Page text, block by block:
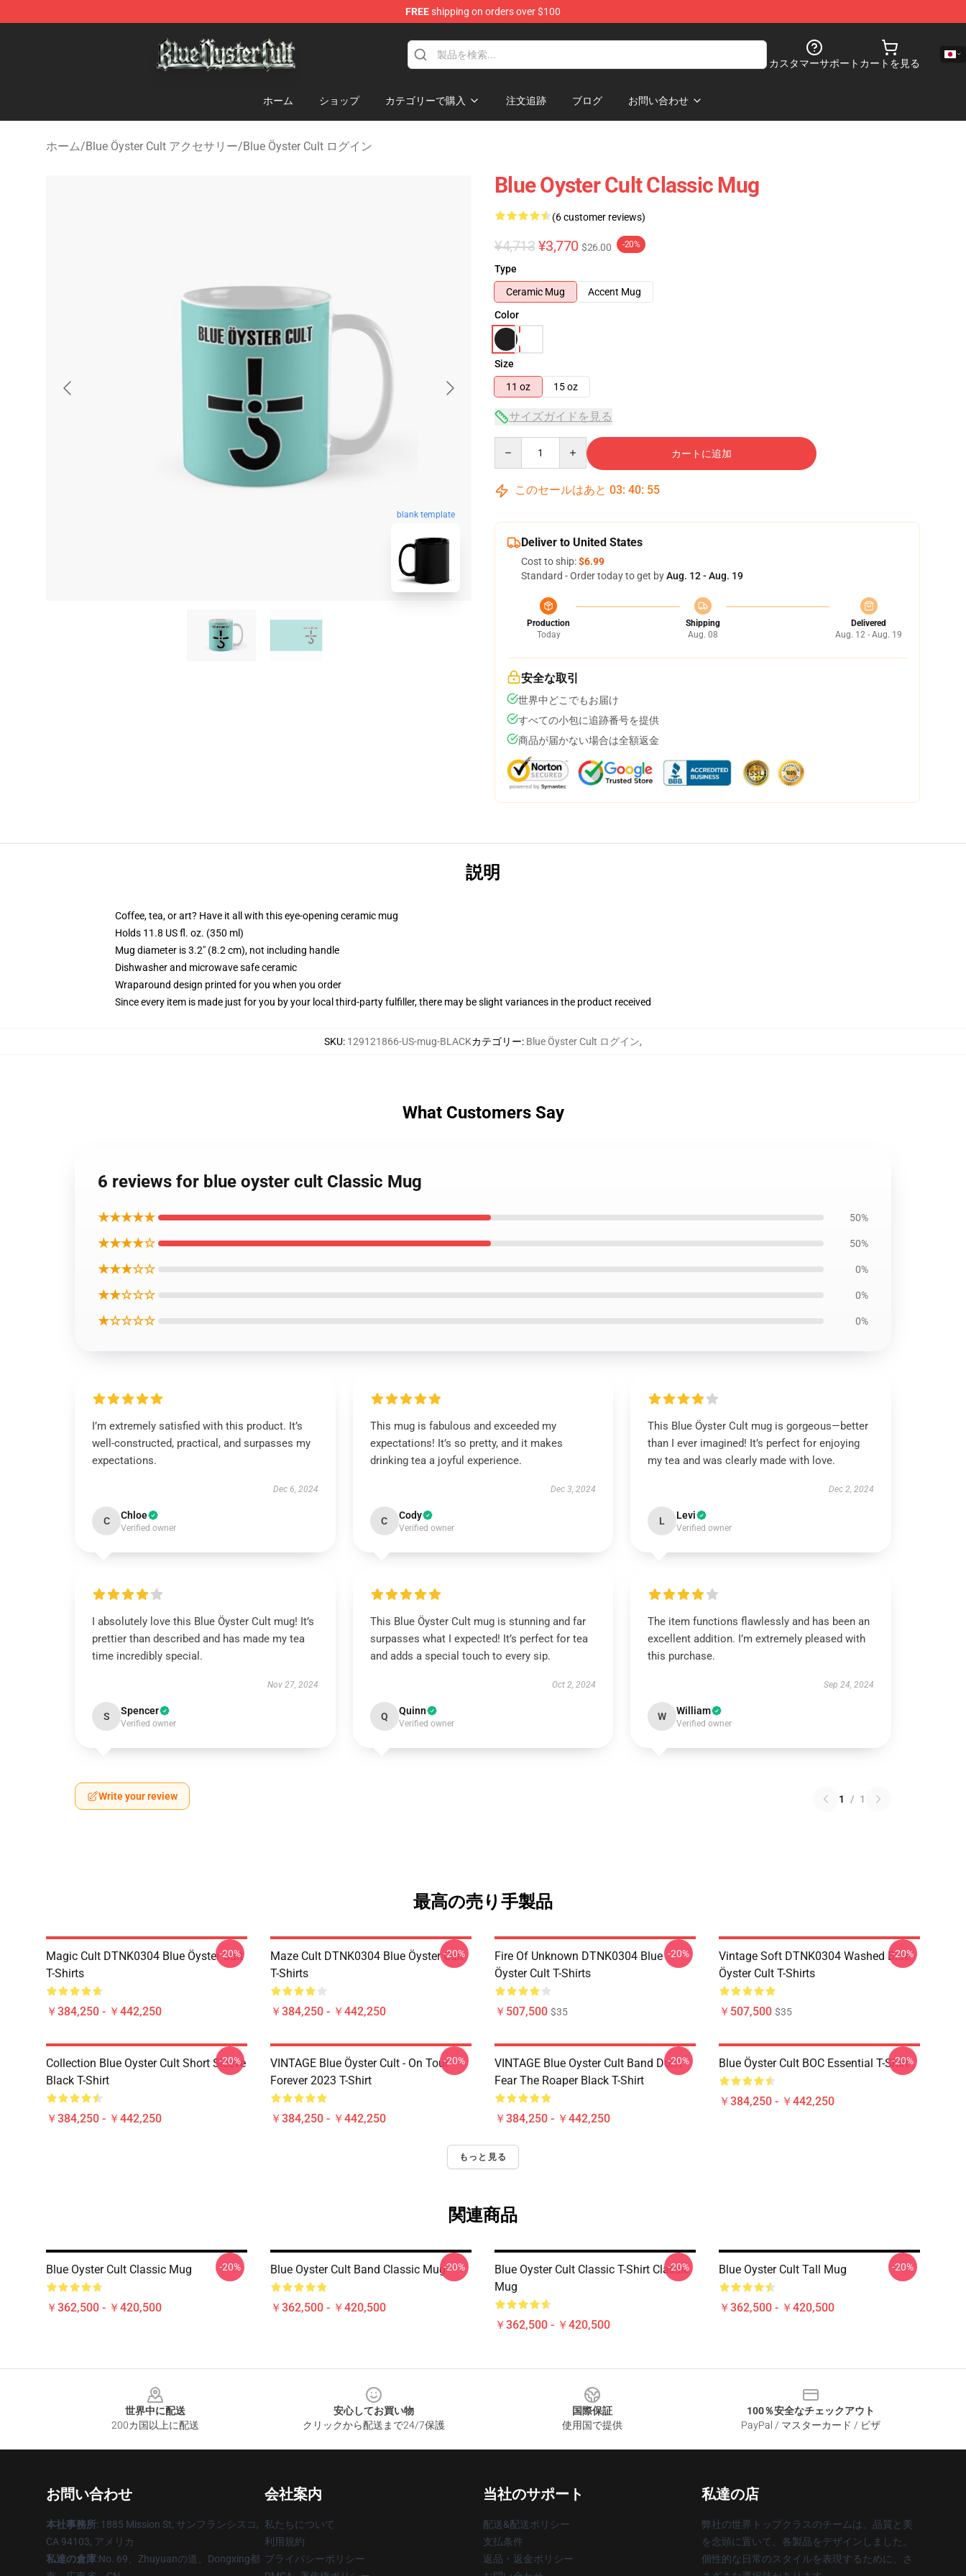
FREEshipping on orders over $100
カスタマーサポート カートを見る
ホーム ショップ カテゴリーで購入 注文追跡 ブログ お問い合わせ
ホーム/Blue Öyster Cult アクセサリー/Blue Öyster Cult ログイン
blank template
Blue Oyster Cult Classic Mug
(6 customer reviews)
¥4,713 ¥3,770 $26.00 -20%
Type
Ceramic Mug
Accent Mug
Color
Size
11 oz
15 oz
サイズガイドを見る
カートに追加
このセールはあと 03: 40: 54
Deliver to United States
Cost to ship:$6.99
Standard - Order today to get byAug. 12 - Aug. 19
Production
Today
Shipping
Aug. 08
Delivered
Aug. 12 - Aug. 19
安全な取引
世界中どこでもお届け
すべての小包に追跡番号を提供
商品が届かない場合は全額返金
説明
Coffee, tea, or art? Have it all with this eye-opening ceramic mug
Holds 11.8 US fl. oz. (350 ml)
Mug diameter is 3.2" (8.2 cm), not including handle
Dishwasher and microwave safe ceramic
Wraparound design printed for you when you order
Since every item is made just for you by your local third-party fulfiller, there may be slight variances in the product received
SKU: 129121866-US-mug-BLACKカテゴリー: Blue Öyster Cult ログイン,
What Customers Say
6 reviews for blue oyster cult Classic Mug
★★★★★ 50%
★★★★☆ 50%
★★★☆☆ 0%
★★☆☆☆ 0%
★☆☆☆☆ 0%
I’m extremely satisfied with this product. It’s
well-constructed, practical, and surpasses my
expectations.
Dec 6, 2024
C Chloe
Verified owner
This mug is fabulous and exceeded my
expectations! It’s so pretty, and it makes
drinking tea a joyful experience.
Dec 3, 2024
C Cody
Verified owner
This Blue Öyster Cult mug is gorgeous—better
than I ever imagined! It’s perfect for enjoying
my tea and was clearly made with love.
Dec 2, 2024
L Levi
Verified owner
I absolutely love this Blue Öyster Cult mug! It’s
prettier than described and has made my tea
time incredibly special.
Nov 27, 2024
S Spencer
Verified owner
This Blue Öyster Cult mug is stunning and far
surpasses what I expected! It’s perfect for tea
and adds a special touch to every sip.
Oct 2, 2024
Q Quinn
Verified owner
The item functions flawlessly and has been an
excellent addition. I’m extremely pleased with
this purchase.
Sep 24, 2024
W William
Verified owner
Write your review 1 / 1
最高の売り手製品
Magic Cult DTNK0304 Blue Öyster Cult
T-Shirts
￥384,250 - ￥442,250
-20%
Maze Cult DTNK0304 Blue Öyster Cult
T-Shirts
￥384,250 - ￥442,250
-20%
Fire Of Unknown DTNK0304 Blue
Öyster Cult T-Shirts
￥507,500 $35
-20%
Vintage Soft DTNK0304 Washed Blue
Öyster Cult T-Shirts
￥507,500 $35
-20%
Collection Blue Oyster Cult Short Sleeve
Black T-Shirt
￥384,250 - ￥442,250
-20%
VINTAGE Blue Öyster Cult - On Tour
Forever 2023 T-Shirt
￥384,250 - ￥442,250
-20%
VINTAGE Blue Oyster Cult Band Don't
Fear The Roaper Black T-Shirt
￥384,250 - ￥442,250
-20% Blue Öyster Cult BOC Essential T-Shirt
￥384,250 - ￥442,250
-20%
もっと見る
関連商品
Blue Oyster Cult Classic Mug
￥362,500 - ￥420,500
-20% Blue Oyster Cult Band Classic Mug
￥362,500 - ￥420,500
-20%
Blue Oyster Cult Classic T-Shirt Classic
Mug
￥362,500 - ￥420,500
-20% Blue Oyster Cult Tall Mug
￥362,500 - ￥420,500
-20%
世界中に配送
200カ国以上に配送
安心してお買い物
クリックから配送まで24/7保護
国際保証
使用国で提供
100％安全なチェックアウト
PayPal / マスターカード / ビザ
お問い合わせ
本社事務所: 1885 Mission St, サンフランシスコ,
CA 94103, アメリカ
私達の倉庫:No. 69、Zhuyuanの道、Dongxing都
会社案内
私たちについて
利用規約
プライバシーポリシー
当社のサポート
配送&配送ポリシー
支払条件
返品・返金ポリシー
私達の店
弊社の世界トップクラスのチームは、品質と美
を念頭に置いて、各製品をデザインしました。
個性的な日常のスタイルを表現するために、さ